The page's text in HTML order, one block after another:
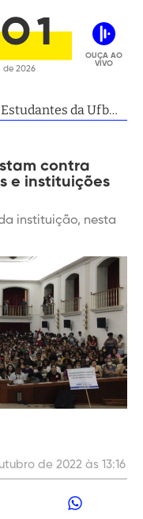
de 2026
OUÇA AO
VIVO
Estudantes da Ufba
universidades e
instituições federais
contra
e instituições
instituição, nesta
de 2022 às 13:16